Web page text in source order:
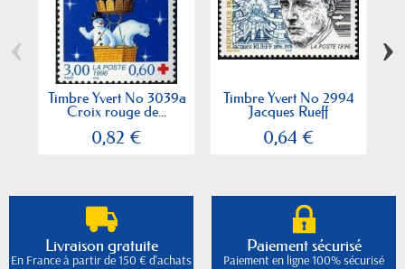
Timbre Yvert No 3039a
Croix rouge de...
0,82 €
Timbre Yvert No 2994
Jacques Rueff
0,64 €
‹ ›
Livraison gratuite
En France à partir de 150 € d'achats
Paiement sécurisé
Paiement en ligne 100% sécurisé